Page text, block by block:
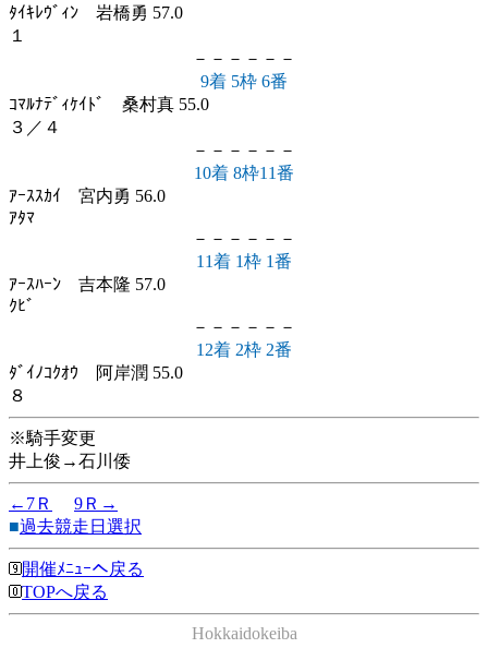
ﾀｲｷﾚｳﾞｨﾝ 岩橋勇 57.0
１
－－－－－－
9着 5枠 6番
ｺﾏﾙﾅﾃﾞｨｹｲﾄﾞ 桑村真 55.0
３／４
－－－－－－
10着 8枠11番
ｱｰｽｽｶｲ 宮内勇 56.0
ｱﾀﾏ
－－－－－－
11着 1枠 1番
ｱｰｽﾊｰﾝ 吉本隆 57.0
ｸﾋﾞ
－－－－－－
12着 2枠 2番
ﾀﾞｲﾉｺｸｵｳ 阿岸潤 55.0
８
※騎手変更
井上俊→石川倭
←7Ｒ
9Ｒ→
■過去競走日選択
開催ﾒﾆｭｰへ戻る
TOPへ戻る
Hokkaidokeiba